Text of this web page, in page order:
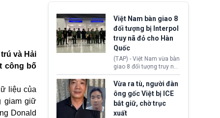
và Hải
công bố
liệu của
giam giữ
Donald
Việt Nam bàn giao 8
đối tượng bị Interpol
truy nã đỏ cho Hàn
Quốc
(TAP) - Việt Nam vừa bàn
giao 8 đối tượng truy nã
đỏ Interpol cho lực lượng
chức năng Hàn Quốc.
Nhóm này bị xác định
lừa đảo 619 nạn nhân,
chiếm đoạt hơn 17,7 tỷ
KRW.
Vừa ra tù, người đàn
ông gốc Việt bị ICE
bắt giữ, chờ trục
xuất